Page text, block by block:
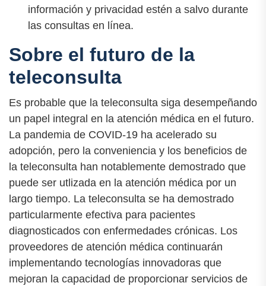
información y privacidad estén a salvo durante
las consultas en línea.
Sobre el futuro de la
teleconsulta
Es probable que la teleconsulta siga desempeñando
un papel integral en la atención médica en el futuro.
La pandemia de COVID-19 ha acelerado su
adopción, pero la conveniencia y los beneficios de
la teleconsulta han notablemente demostrado que
puede ser utlizada en la atención médica por un
largo tiempo. La teleconsulta se ha demostrado
particularmente efectiva para pacientes
diagnosticados con enfermedades crónicas. Los
proveedores de atención médica continuarán
implementando tecnologías innovadoras que
mejoran la capacidad de proporcionar servicios de